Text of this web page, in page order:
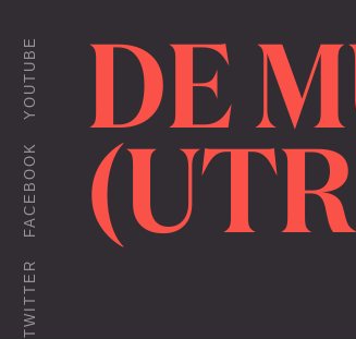
TWITTER
FACEBOOK
YOUTUBE DE